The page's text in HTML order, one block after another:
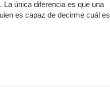
única diferencia es que una
es capaz de decirme cuál es